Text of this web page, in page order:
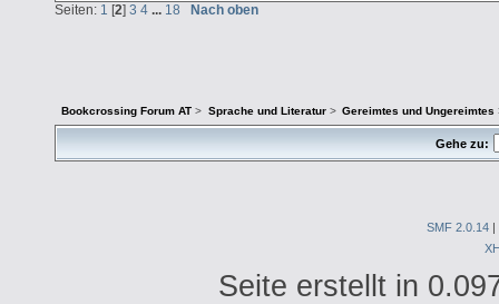
Seiten: 1 [2] 3 4 ... 18 Nach oben
Bookcrossing Forum AT > Sprache und Literatur> Gereimtes und Ungereimtes
Gehe zu:
SMF 2.0.14 |
Seite erstellt in